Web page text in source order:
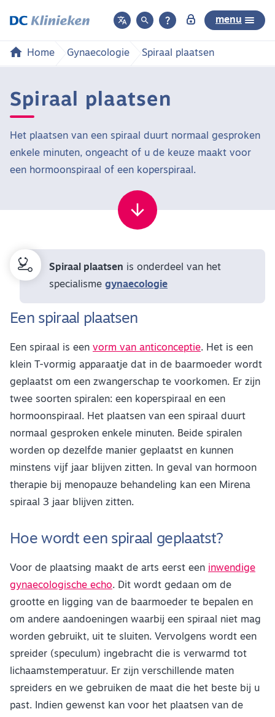
   menu
Home Gynaecologie Spiraal plaatsen
Spiraal plaatsen
Het plaatsen van een spiraal duurt normaal gesproken
enkele minuten, ongeacht of u de keuze maakt voor
een hormoonspiraal of een koperspiraal.
Spiraal plaatsen is onderdeel van het
specialisme gynaecologie
Een spiraal plaatsen
Een spiraal is een vorm van anticonceptie. Het is een
klein T-vormig apparaatje dat in de baarmoeder wordt
geplaatst om een zwangerschap te voorkomen. Er zijn
twee soorten spiralen: een koperspiraal en een
hormoonspiraal. Het plaatsen van een spiraal duurt
normaal gesproken enkele minuten. Beide spiralen
worden op dezelfde manier geplaatst en kunnen
minstens vijf jaar blijven zitten. In geval van hormoon
therapie bij menopauze behandeling kan een Mirena
spiraal 3 jaar blijven zitten.
Hoe wordt een spiraal geplaatst?
Voor de plaatsing maakt de arts eerst een inwendige
gynaecologische echo. Dit wordt gedaan om de
grootte en ligging van de baarmoeder te bepalen en
om andere aandoeningen waarbij een spiraal niet mag
worden gebruikt, uit te sluiten. Vervolgens wordt een
spreider (speculum) ingebracht die is verwarmd tot
lichaamstemperatuur. Er zijn verschillende maten
spreiders en we gebruiken de maat die het beste bij u
past. Indien gewenst kan voor het plaatsen van de